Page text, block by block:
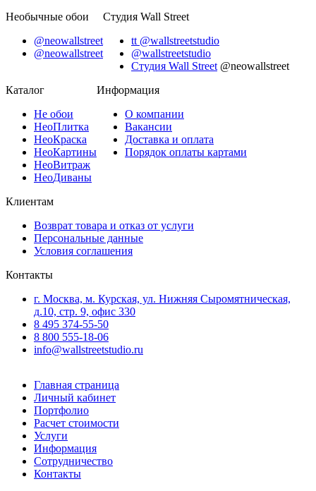
Необычные обои
@neowallstreet
@neowallstreet
Студия Wall Street
tt @wallstreetstudio
@wallstreetstudio
Студия Wall Street @neowallstreet
Каталог
Не обои
НеоПлитка
НеоКраска
НеоКартины
НеоВитраж
НеоДиваны
Информация
О компании
Вакансии
Доставка и оплата
Порядок оплаты картами
Клиентам
Возврат товара и отказ от услуги
Персональные данные
Условия соглашения
Контакты
г. Москва, м. Курская, ул. Нижняя Сыромятническая,
д.10, стр. 9, офис 330
8 495 374-55-50
8 800 555-18-06
info@wallstreetstudio.ru
Главная страница
Личный кабинет
Портфолио
Расчет стоимости
Услуги
Информация
Сотрудничество
Контакты